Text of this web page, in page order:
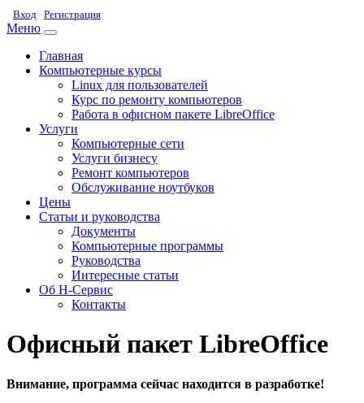
Вход Регистрация
Меню
Главная
Компьютерные курсы
Linux для пользователей
Курс по ремонту компьютеров
Работа в офисном пакете LibreOffice
Услуги
Компьютерные сети
Услуги бизнесу
Ремонт компьютеров
Обслуживание ноутбуков
Цены
Статьи и руководства
Документы
Компьютерные программы
Руководства
Интересные статьи
Об Н-Сервис
Контакты
Офисный пакет LibreOffice
Внимание, программа сейчас находится в разработке!